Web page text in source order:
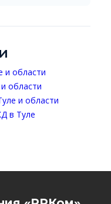
и области
области
и области
в Туле